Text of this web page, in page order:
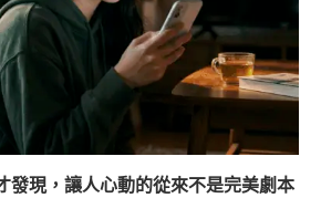
發現，讓人心動的從來不是完美劇本